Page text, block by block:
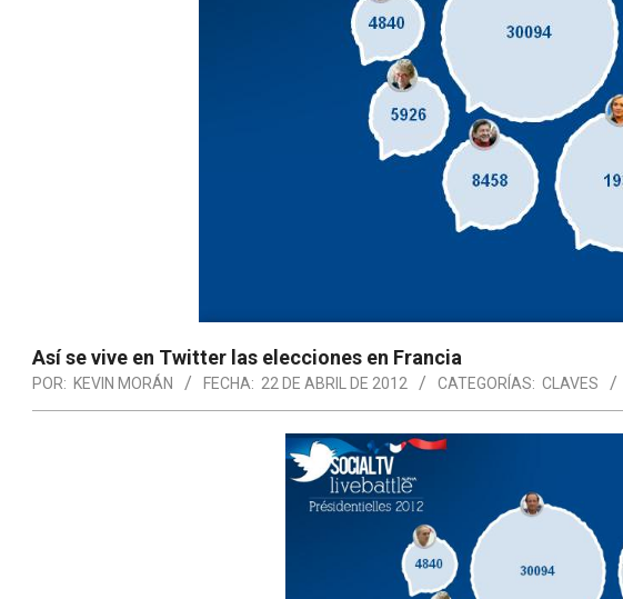
Así se vive en Twitter las elecciones en Francia
POR: KEVIN MORÁN FECHA: 22 DE ABRIL DE 2012 CATEGORÍAS: CLAVES